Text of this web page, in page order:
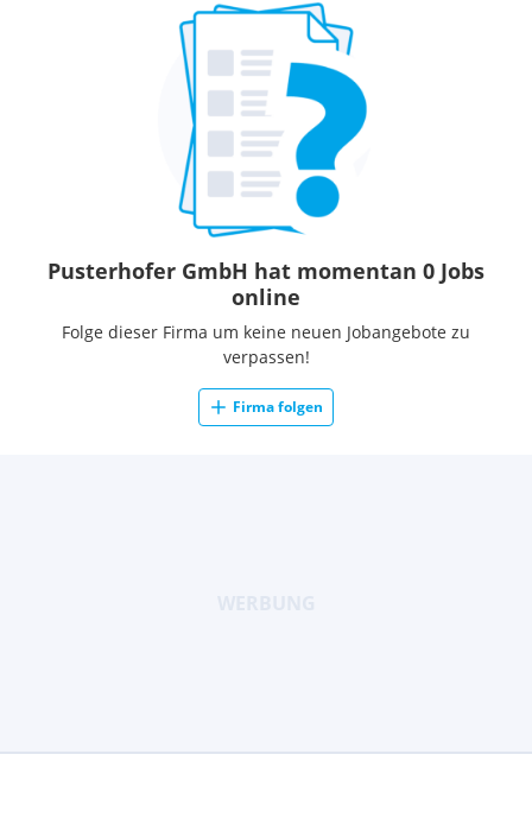
Pusterhofer GmbH hat momentan 0 Jobs
online
Folge dieser Firma um keine neuen Jobangebote zu
verpassen!
Firma folgen